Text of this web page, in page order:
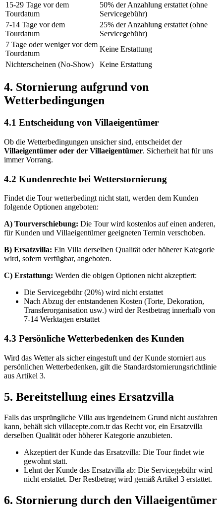
15-29 Tage vor dem
Tourdatum
50% der Anzahlung erstattet (ohne
Servicegebühr)
7-14 Tage vor dem
Tourdatum
25% der Anzahlung erstattet (ohne
Servicegebühr)
7 Tage oder weniger vor dem
Tourdatum
Keine Erstattung
Nichterscheinen (No-Show)
Keine Erstattung
4. Stornierung aufgrund von
Wetterbedingungen
4.1 Entscheidung von Villaeigentümer
Ob die Wetterbedingungen unsicher sind, entscheidet der
Villaeigentümer oder der Villaeigentümer. Sicherheit hat für uns
immer Vorrang.
4.2 Kundenrechte bei Wetterstornierung
Findet die Tour wetterbedingt nicht statt, werden dem Kunden
folgende Optionen angeboten:
A) Tourverschiebung: Die Tour wird kostenlos auf einen anderen,
für Kunden und Villaeigentümer geeigneten Termin verschoben.
B) Ersatzvilla: Ein Villa derselben Qualität oder höherer Kategorie
wird, sofern verfügbar, angeboten.
C) Erstattung: Werden die obigen Optionen nicht akzeptiert:
Die Servicegebühr (20%) wird nicht erstattet
Nach Abzug der entstandenen Kosten (Torte, Dekoration,
Transferorganisation usw.) wird der Restbetrag innerhalb von
7-14 Werktagen erstattet
4.3 Persönliche Wetterbedenken des Kunden
Wird das Wetter als sicher eingestuft und der Kunde storniert aus
persönlichen Wetterbedenken, gilt die Standardstornierungsrichtlinie
aus Artikel 3.
5. Bereitstellung eines Ersatzvilla
Falls das ursprüngliche Villa aus irgendeinem Grund nicht ausfahren
kann, behält sich villacepte.com.tr das Recht vor, ein Ersatzvilla
derselben Qualität oder höherer Kategorie anzubieten.
Akzeptiert der Kunde das Ersatzvilla: Die Tour findet wie
gewohnt statt.
Lehnt der Kunde das Ersatzvilla ab: Die Servicegebühr wird
nicht erstattet. Der Restbetrag wird gemäß Artikel 3 erstattet.
6. Stornierung durch den Villaeigentümer